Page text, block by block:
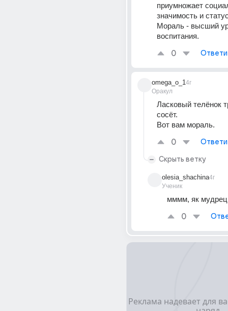
приумножает
значимость и
Мораль - высший
воспитания.
0
omega_o_1
Оракул
4г
Ласковый телёнок
сосёт.
Вот вам мораль.
0
Скрыть ветку
olesia_shachina
Ученик
4г
мммм, як мудрец
0